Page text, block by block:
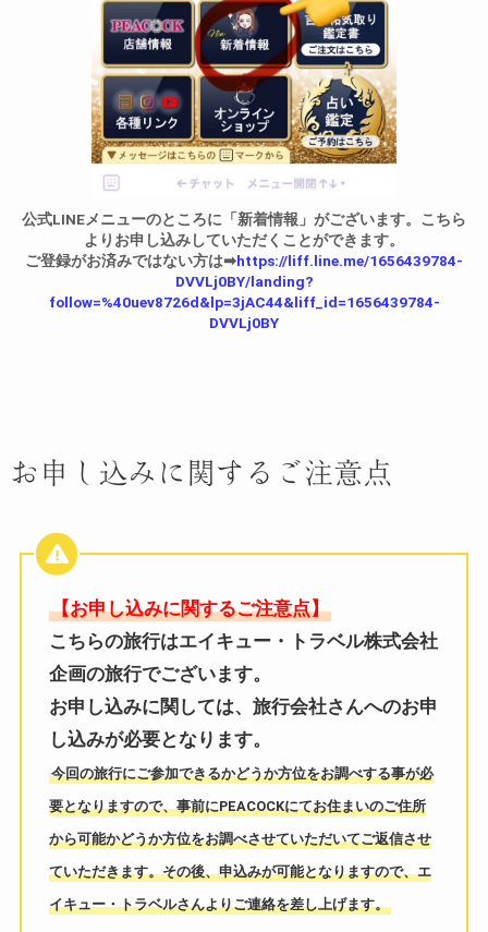
公式LINEメニューのところに「新着情報」がございます。こちら
よりお申し込みしていただくことができます。
ご登録がお済みではない方は➡︎https://liff.line.me/1656439784-
DVVLj0BY/landing?
follow=%40uev8726d&lp=3jAC44&liff_id=1656439784-
DVVLj0BY
お申し込みに関するご注意点
【お申し込みに関するご注意点】
こちらの旅行はエイキュー・トラベル株式会社
企画の旅行でございます。
お申し込みに関しては、旅行会社さんへのお申
し込みが必要となります。
今回の旅行にご参加できるかどうか方位をお調べする事が必
要となりますので、事前にPEACOCKにてお住まいのご住所
から可能かどうか方位をお調べさせていただいてご返信させ
ていただきます。その後、申込みが可能となりますので、エ
イキュー・トラベルさんよりご連絡を差し上げます。